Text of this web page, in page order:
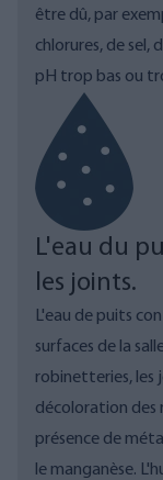
être dû, par
chlorures, de sel,
pH trop bas ou
L'eau du
les joints.
L'eau de puits
surfaces de la
robinetteries, les
décoloration des
présence de
le manganèse.